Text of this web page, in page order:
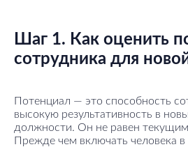
Шаг 1. Как оценить
сотрудника для
Потенциал — это способность
высокую результативность в
должности. Он не равен текущим
Прежде чем включать человека в